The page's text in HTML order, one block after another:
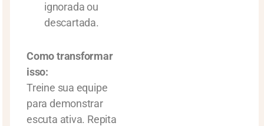
ignorada ou
descartada.
Como transformar
isso:
Treine sua equipe
para demonstrar
escuta ativa. Repita